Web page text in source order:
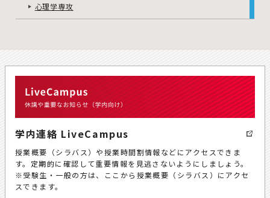
心理学専攻
学内連絡 LiveCampus
授業概要（シラバス）や授業時間割情報などにアクセスできま
す。定期的に確認して重要情報を見逃さないようにしましょう。
※受験生・一般の方は、ここから授業概要（シラバス）にアクセ
スできます。